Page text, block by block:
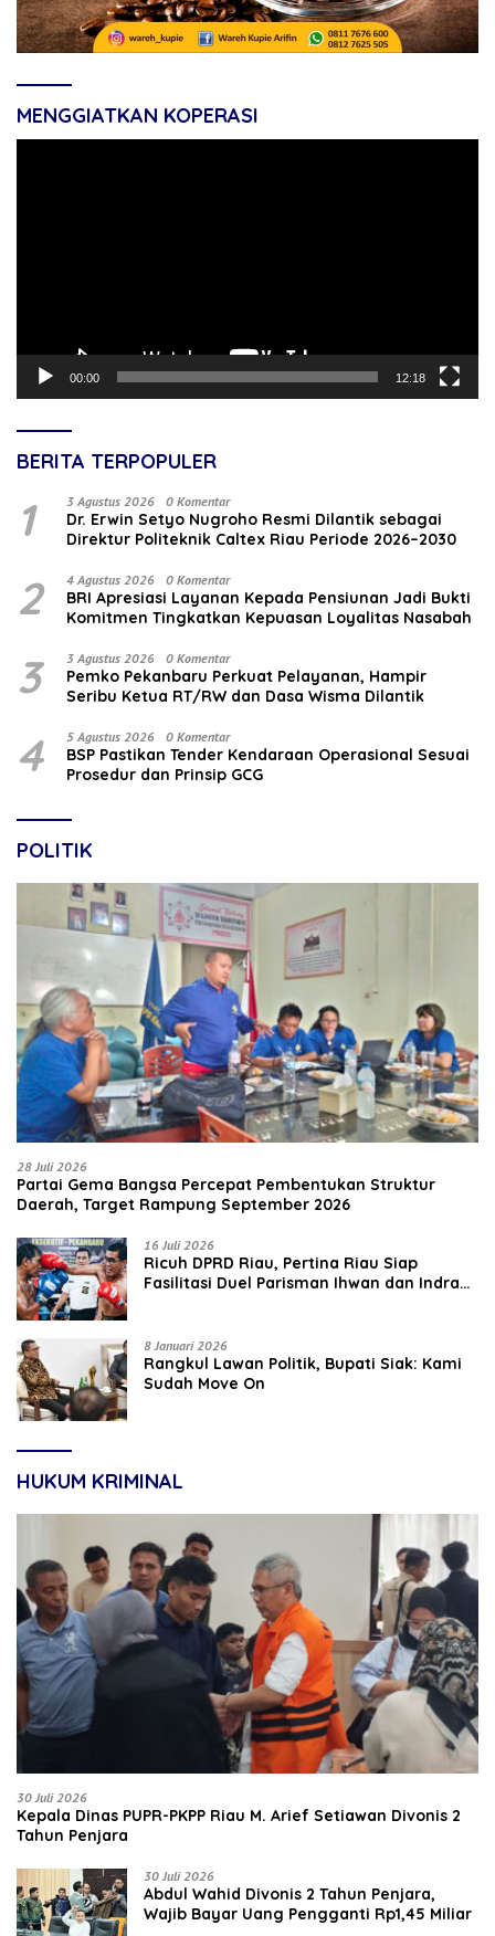
MENGGIATKAN KOPERASI
00:00 12:18
BERITA TERPOPULER
1 3 Agustus 2026 0 Komentar
‎Dr. Erwin Setyo Nugroho Resmi Dilantik sebagai
Direktur Politeknik Caltex Riau Periode 2026–2030
2 4 Agustus 2026 0 Komentar
BRI Apresiasi Layanan Kepada Pensiunan Jadi Bukti
Komitmen Tingkatkan Kepuasan Loyalitas Nasabah
3 3 Agustus 2026 0 Komentar
Pemko Pekanbaru Perkuat Pelayanan, Hampir
Seribu Ketua RT/RW dan Dasa Wisma Dilantik
4 5 Agustus 2026 0 Komentar
BSP Pastikan Tender Kendaraan Operasional Sesuai
Prosedur dan Prinsip GCG
POLITIK
28 Juli 2026
Partai Gema Bangsa Percepat Pembentukan Struktur
Daerah, Target Rampung September 2026
16 Juli 2026
‎Ricuh DPRD Riau, Pertina Riau Siap
Fasilitasi Duel Parisman Ihwan dan Indra
8 Januari 2026
Rangkul Lawan Politik, Bupati Siak: Kami
Sudah Move On
HUKUM KRIMINAL
30 Juli 2026
Kepala Dinas PUPR-PKPP Riau M. Arief Setiawan Divonis 2
Tahun Penjara
30 Juli 2026
‎‎Abdul Wahid Divonis 2 Tahun Penjara,
Wajib Bayar Uang Pengganti Rp1,45 Miliar